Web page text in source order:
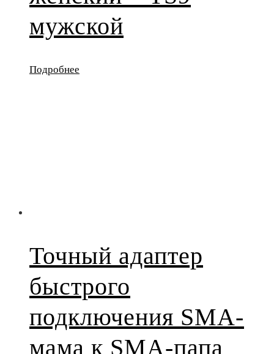
мужской
Подробнее
Точный адаптер
быстрого
подключения SMA-
мама к SMA-папа